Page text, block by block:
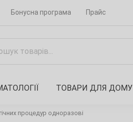
Бонусна програма Прайс
ТОВАРИ ДЛЯ ДОМУ
процедур одноразові